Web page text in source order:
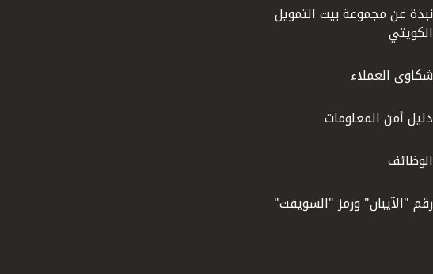
نبذة عن مجموعة بيت التمويل
الكويتي
شكاوى العملاء
دليل أمن المعلومات
الوظائف
رقم "الآيبان" ورمز "السويفت"